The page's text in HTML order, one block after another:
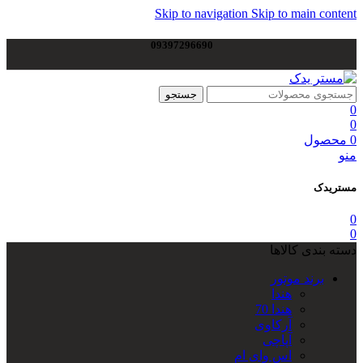
Skip to navigation Skip to main content
09397296690
جستجو
0
0
0 محصول
منو
مستریدک
0
0
دسته بندی کالاها
برند موتور
هندا
هندا 70
آرکاوی
آپاچی
اس وای ام